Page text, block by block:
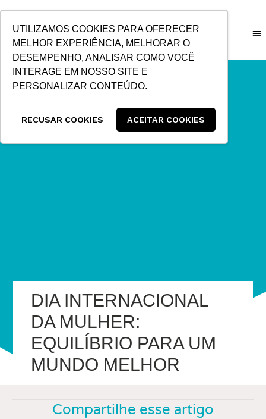
UTILIZAMOS COOKIES PARA OFERECER
MELHOR EXPERIÊNCIA, MELHORAR O
DESEMPENHO, ANALISAR COMO VOCÊ
INTERAGE EM NOSSO SITE E
PERSONALIZAR CONTEÚDO.
RECUSAR COOKIES ACEITAR COOKIES
CONTEÚDO
DIA INTERNACIONAL
DA MULHER:
EQUILÍBRIO PARA UM
MUNDO MELHOR
Compartilhe esse artigo